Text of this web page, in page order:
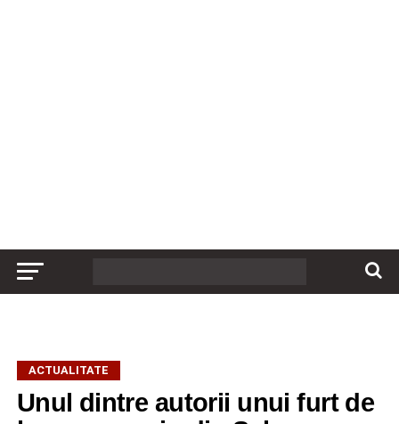
ACTUALITATE
Unul dintre autorii unui furt de